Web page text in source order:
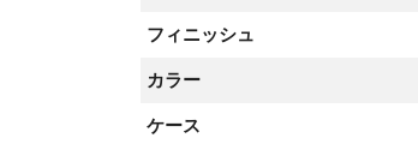
フィニッシュ
カラー
ケース